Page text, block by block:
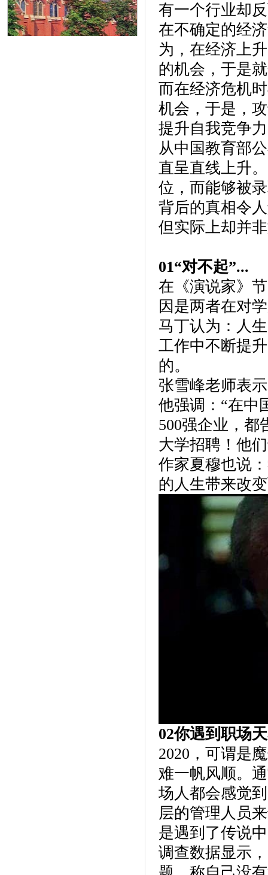
有一个行业却
在不确定的经
为，在经济上
的机会，于是
而在经济危机
机会，于是，
提升自我竞争
从中国教育部
直呈直线上升
位，而能够被
背后的真相令
但实际上却并
01“对不起”...
在《演说家》
因是两者在对
马丁认为：人
工作中不断提
的。
张雪峰老师表
他强调：“在中
500强企业，都
大学招聘！他
作家夏穆也说
的人生带来改
02你遇到职场
2020，可谓是
难一帆风顺。
场人都会感觉
层的管理人员
是遇到了传说
调查数据显示